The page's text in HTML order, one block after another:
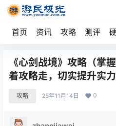
首页 资讯 攻略 测评
《心剑战境》攻略（掌
着攻略走，切实提升实力
攻略 25年11月14日 0